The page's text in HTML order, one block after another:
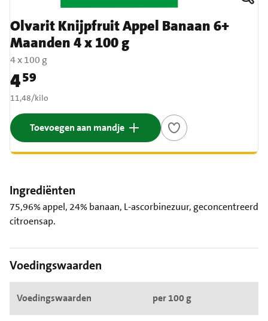
Olvarit Knijpfruit Appel Banaan 6+
Maanden 4 x 100 g
4 x 100 g
Prijs: € 4,59
459
€ 11,48 per kilo
11,48/kilo
Toevoegen aan mandje
Ingrediënten
75,96% appel, 24% banaan, L-ascorbinezuur, geconcentreerd
citroensap.
Voedingswaarden
Voedingswaarden per 100 g